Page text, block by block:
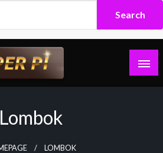
Lombok
LOMBOK